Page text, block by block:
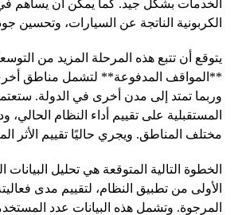
الخدمات بشكل جيد. كما يمكن أن يساهم في
الكربونية الناتجة عن السيارات، وتحسين
يتوقع أن تتبع هذه المرحلة المزيد من
**المواقف المدفوعة** لتشمل مناطق
وربما تمتد إلى مدن أخرى في الدولة.
المستقبلية على تقييم أداء النظام الحالي،
مختلف المناطق. ويجري حاليًا تقييم الأثر
الخطوة التالية المتوقعة هي تحليل البيانات
الأولى من تطبيق النظام، لتقييم مدى
المرجوة. وتشمل هذه البيانات عدد